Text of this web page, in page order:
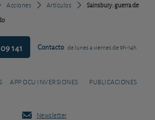
Acciones Artículos
Sainsbury: guerra de
141 Contacto de lunes a viernes de 9h-14h
APP OCU INVERSIONES PUBLICACIONES
Newsletter